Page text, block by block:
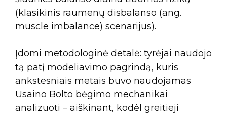
(klasikinis raumenų disbalanso (ang.
muscle imbalance) scenarijus).
Įdomi metodologinė detalė: tyrėjai naudojo
tą patį modeliavimo pagrindą, kuris
ankstesniais metais buvo naudojamas
Usaino Bolto bėgimo mechanikai
analizuoti – aiškinant, kodėl greitieji